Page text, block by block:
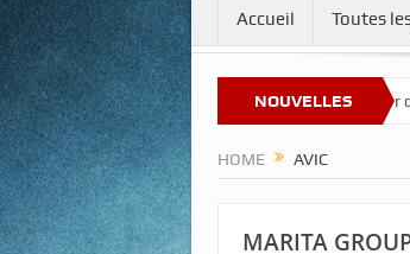
Accueil Toutes
NOUVELLES
Bienvenue sur notre nouveau site Une tour de
HOME AVIC
MARITA